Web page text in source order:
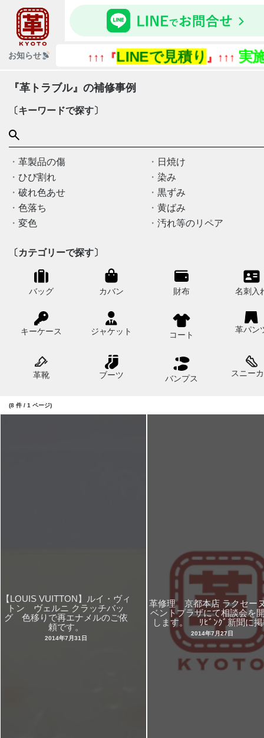
お知らせ ↑↑↑『 LINEで見積り』↑↑↑実施
『革トラブル』の補修事例
〔キーワードで探す〕
革製品の傷
日焼け
ひび割れ
染み
破れ色あせ
黒ずみ
色落ち
黄ばみ
変色
汚れ等のリペア
〔カテゴリーで探す〕
バッグ カバン 財布 名刺入
キーケース ジャケット コート
革パン
革靴 ブーツ バンプス
スニー
(8 件 / 1 ページ)
【LOUIS VUITTON】ルイ・ヴィ
トン ヴェルニ クラッチバッ
グ 色移りで再エナメルのご依
頼です。
2014年7月31日
革修理 京都本店 ラクセー
ベントプラザにて相談会を
します。 ﾘﾋﾞﾝｸﾞ新聞に
2014年7月27日